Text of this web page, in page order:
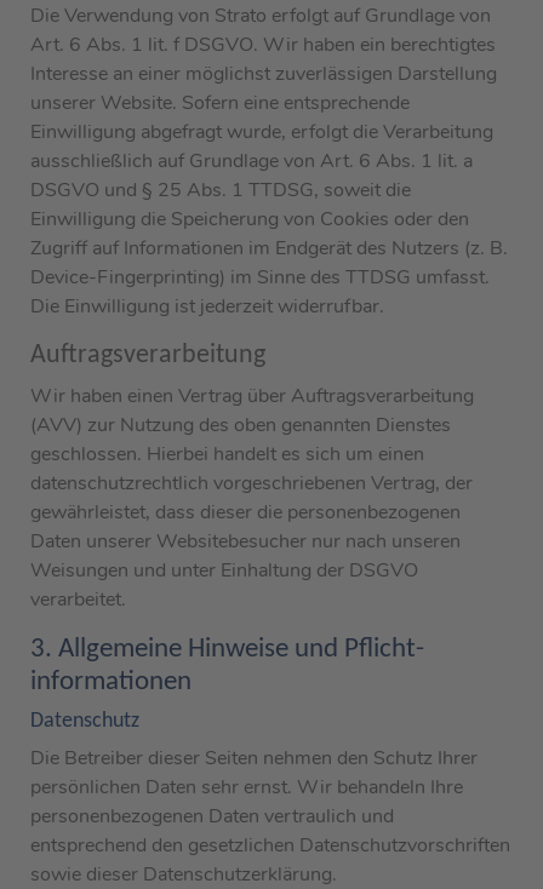
Die Verwendung von Strato erfolgt auf Grundlage von
Art. 6 Abs. 1 lit. f DSGVO. Wir haben ein berechtigtes
Interesse an einer möglichst zuverlässigen Darstellung
unserer Website. Sofern eine entsprechende
Einwilligung abgefragt wurde, erfolgt die Verarbeitung
ausschließlich auf Grundlage von Art. 6 Abs. 1 lit. a
DSGVO und § 25 Abs. 1 TTDSG, soweit die
Einwilligung die Speicherung von Cookies oder den
Zugriff auf Informationen im Endgerät des Nutzers (z. B.
Device-Fingerprinting) im Sinne des TTDSG umfasst.
Die Einwilligung ist jederzeit widerrufbar.
Auftragsverarbeitung
Wir haben einen Vertrag über Auftragsverarbeitung
(AVV) zur Nutzung des oben genannten Dienstes
geschlossen. Hierbei handelt es sich um einen
datenschutzrechtlich vorgeschriebenen Vertrag, der
gewährleistet, dass dieser die personenbezogenen
Daten unserer Websitebesucher nur nach unseren
Weisungen und unter Einhaltung der DSGVO
verarbeitet.
3. Allgemeine Hinweise und Pflicht­
informationen
Datenschutz
Die Betreiber dieser Seiten nehmen den Schutz Ihrer
persönlichen Daten sehr ernst. Wir behandeln Ihre
personenbezogenen Daten vertraulich und
entsprechend den gesetzlichen Datenschutzvorschriften
sowie dieser Datenschutzerklärung.